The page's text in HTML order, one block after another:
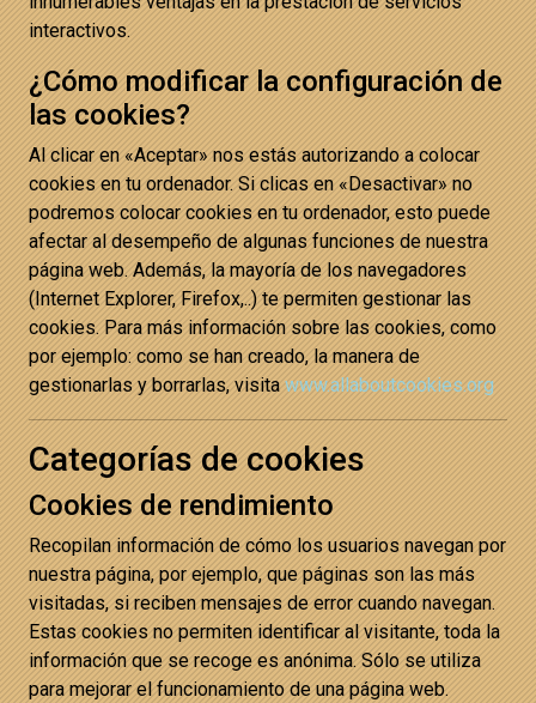
interactivos.
¿Cómo modificar la configuración de
las cookies?
Al clicar en «Aceptar» nos estás autorizando a colocar
cookies en tu ordenador. Si clicas en «Desactivar» no
podremos colocar cookies en tu ordenador, esto puede
afectar al desempeño de algunas funciones de nuestra
página web. Además, la mayoría de los navegadores
(Internet Explorer, Firefox,..) te permiten gestionar las
cookies. Para más información sobre las cookies, como
por ejemplo: como se han creado, la manera de
gestionarlas y borrarlas, visita www.allaboutcookies.org
Categorías de cookies
Cookies de rendimiento
Recopilan información de cómo los usuarios navegan por
nuestra página, por ejemplo, que páginas son las más
visitadas, si reciben mensajes de error cuando navegan.
Estas cookies no permiten identificar al visitante, toda la
información que se recoge es anónima. Sólo se utiliza
para mejorar el funcionamiento de una página web.